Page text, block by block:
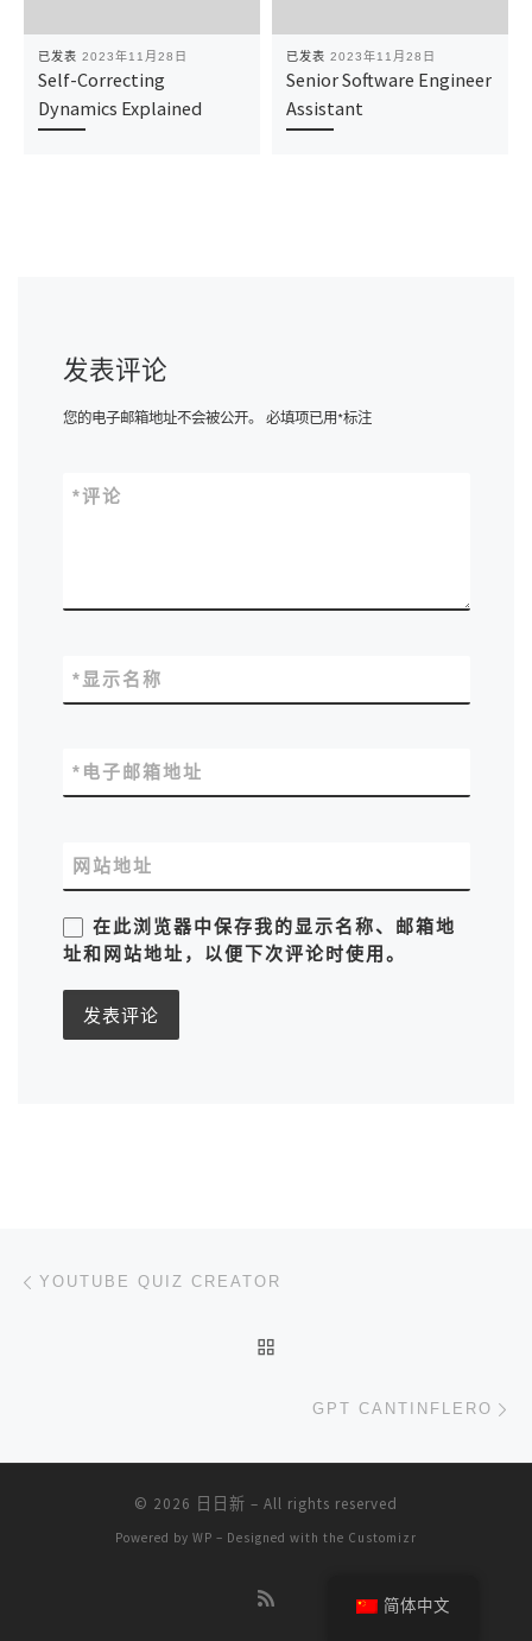
已发表 2023年11月28日
Self-Correcting
Dynamics Explained
已发表 2023年11月28日
Senior Software Engineer
Assistant
发表评论
您的电子邮箱地址不会被公开。 必填项已用*标注
评论
*
显示名称
*
电子邮箱地址
*
网站地址
在此浏览器中保存我的显示名称、邮箱地
址和网站地址，以便下次评论时使用。
文章导航
YOUTUBE QUIZ CREATOR
GPT CANTINFLERO
© 2026 日日新 – All rights reserved
Powered by WP – Designed with the Customizr
简体中文